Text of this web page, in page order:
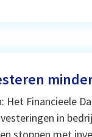
Het Financieele
in
stoppen met